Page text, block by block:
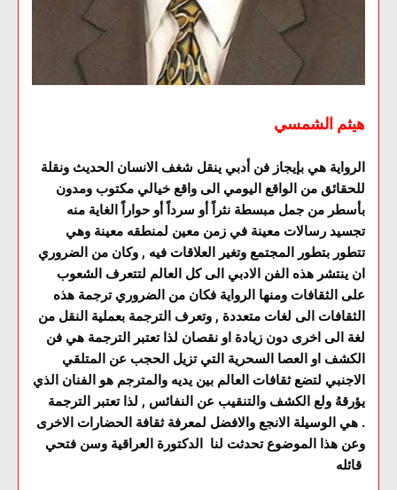
هيثم الشمسي
الرواية هي بإيجاز فن أدبي ينقل شغف الانسان الحديث ونقلة
للحقائق من الواقع اليومي الى واقع خيالي مكتوب ومدون
بأسطر من جمل مبسطة نثراً أو سرداً أو حواراً الغاية منه
تجسيد رسالات معينة في زمن معين لمنطقه معينة وهي
تتطور بتطور المجتمع وتغير العلاقات فيه , وكان من الضروري
ان ينتشر هذه الفن الادبي الى كل العالم لتتعرف الشعوب
على الثقافات ومنها الرواية فكان من الضروري ترجمة هذه
الثقافات الى لغات متعددة , وتعرف الترجمة بعملية النقل من
لغة الى اخرى دون زيادة او نقصان لذا تعتبر الترجمة هي فن
الكشف او العصا السحرية التي تزيل الحجب عن المتلقي
الاجنبي لتضع ثقافات العالم بين يديه والمترجم هو الفنان الذي
يؤرقهُ ولع الكشف والتنقيب عن النفائس , لذا تعتبر الترجمة
هي الوسيلة الانجع والافضل لمعرفة ثقافة الحضارات الاخرى .
وعن هذا الموضوع تحدثت لنا الدكتورة العراقية وسن فتحي